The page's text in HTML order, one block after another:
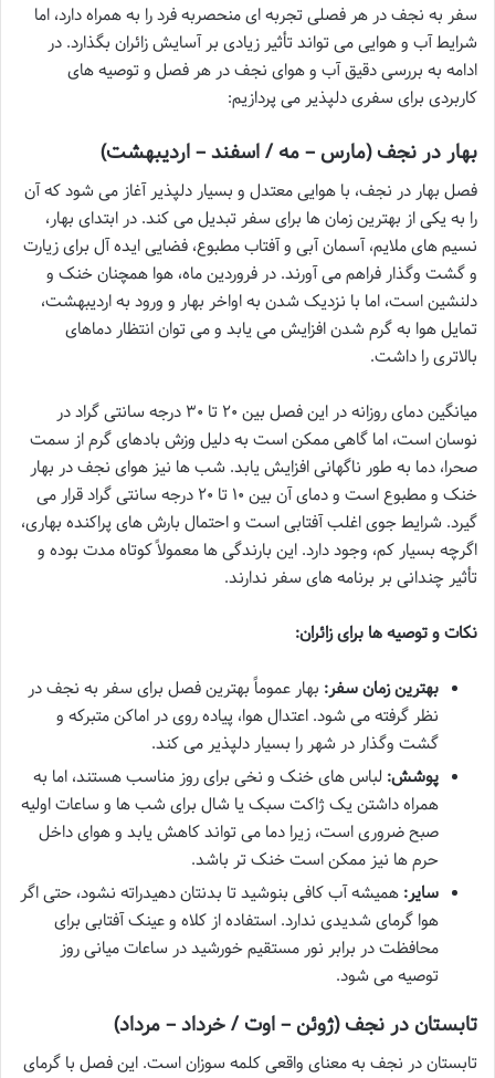
سفر به نجف در هر فصلی تجربه ای منحصربه فرد را به همراه دارد، اما
شرایط آب و هوایی می تواند تأثیر زیادی بر آسایش زائران بگذارد. در
ادامه به بررسی دقیق آب و هوای نجف در هر فصل و توصیه های
کاربردی برای سفری دلپذیر می پردازیم:
بهار در نجف (مارس – مه / اسفند – اردیبهشت)
فصل بهار در نجف، با هوایی معتدل و بسیار دلپذیر آغاز می شود که آن
را به یکی از بهترین زمان ها برای سفر تبدیل می کند. در ابتدای بهار،
نسیم های ملایم، آسمان آبی و آفتاب مطبوع، فضایی ایده آل برای زیارت
و گشت وگذار فراهم می آورند. در فروردین ماه، هوا همچنان خنک و
دلنشین است، اما با نزدیک شدن به اواخر بهار و ورود به اردیبهشت،
تمایل هوا به گرم شدن افزایش می یابد و می توان انتظار دماهای
بالاتری را داشت.
میانگین دمای روزانه در این فصل بین ۲۰ تا ۳۰ درجه سانتی گراد در
نوسان است، اما گاهی ممکن است به دلیل وزش بادهای گرم از سمت
صحرا، دما به طور ناگهانی افزایش یابد. شب ها نیز هوای نجف در بهار
خنک و مطبوع است و دمای آن بین ۱۰ تا ۲۰ درجه سانتی گراد قرار می
گیرد. شرایط جوی اغلب آفتابی است و احتمال بارش های پراکنده بهاری،
اگرچه بسیار کم، وجود دارد. این بارندگی ها معمولاً کوتاه مدت بوده و
تأثیر چندانی بر برنامه های سفر ندارند.
نکات و توصیه ها برای زائران:
بهترین زمان سفر: بهار عموماً بهترین فصل برای سفر به نجف در
نظر گرفته می شود. اعتدال هوا، پیاده روی در اماکن متبرکه و
گشت وگذار در شهر را بسیار دلپذیر می کند.
پوشش: لباس های خنک و نخی برای روز مناسب هستند، اما به
همراه داشتن یک ژاکت سبک یا شال برای شب ها و ساعات اولیه
صبح ضروری است، زیرا دما می تواند کاهش یابد و هوای داخل
حرم ها نیز ممکن است خنک تر باشد.
سایر: همیشه آب کافی بنوشید تا بدنتان دهیدراته نشود، حتی اگر
هوا گرمای شدیدی ندارد. استفاده از کلاه و عینک آفتابی برای
محافظت در برابر نور مستقیم خورشید در ساعات میانی روز
توصیه می شود.
تابستان در نجف (ژوئن – اوت / خرداد – مرداد)
تابستان در نجف به معنای واقعی کلمه سوزان است. این فصل با گرمای